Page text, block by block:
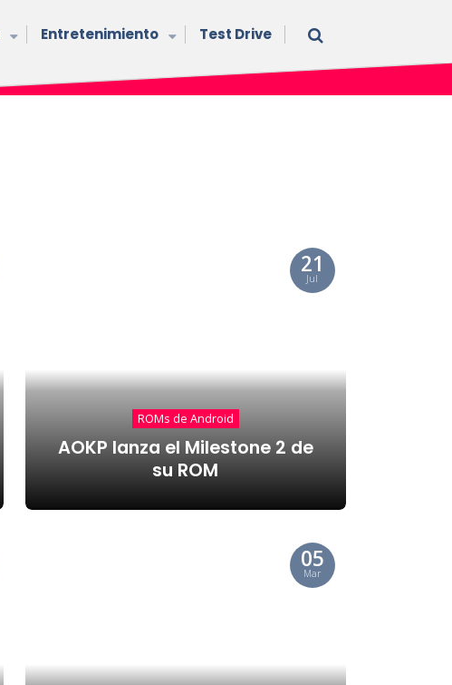
Entretenimiento Test Drive
21
Jul
ROMs de Android
AOKP lanza el Milestone 2 de
su ROM
05
Mar